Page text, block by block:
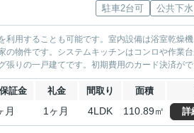
駐車2台可
公共下水
用することも可能です。室内設備は浴室乾燥
物件です。システムキッチンはコンロや作業
りの一戸建てです。初期費用のカード決済が
証金 礼金 間取り 面積
月 1ヶ月 4LDK 110.89㎡ 詳